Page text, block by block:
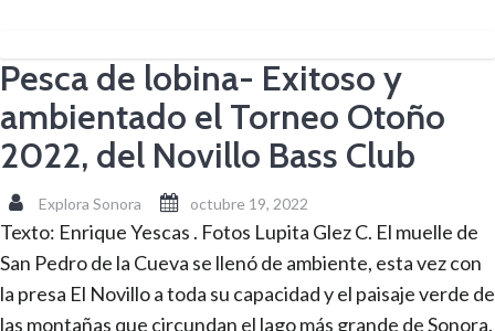
Pesca de lobina- Exitoso y
ambientado el Torneo Otoño
2022, del Novillo Bass Club
Explora Sonora octubre 19, 2022
Texto: Enrique Yescas . Fotos Lupita Glez C. El muelle de
San Pedro de la Cueva se llenó de ambiente, esta vez con
la presa El Novillo a toda su capacidad y el paisaje verde de
las montañas que circundan el lago más grande de Sonora.